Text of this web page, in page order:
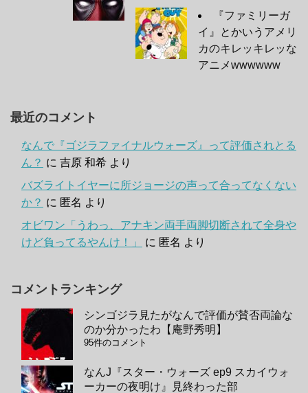
『ファミリーガ
イ』とかいうアメリ
カのキレッキレッな
アニメwwwwww
最近のコメント
なんで『ゴジラファイナルウォーズ』って評価されとる
ん？ に 吉原 和希 より
バズライトイヤーに所ジョージの声って合ってなくない
か？ に 匿名 より
オビワン「うわっ、アナキン両手両脚切断されて全身や
けど負ってるやんけ！」
に 匿名 より
コメントランキング
シンゴジラ見たがなんで評価が賛否両論な
のか分かったわ【庵野秀明】
95件のコメント
なんJ『スター・ウォーズ ep9 スカイウォ
ーカーの夜明け』見終わった部